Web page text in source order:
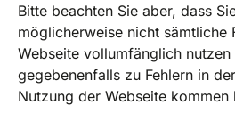
Bitte beachten Sie aber, dass
möglicherweise nicht sämtliche
Webseite vollumfänglich
gegebenenfalls zu Fehlern in
Nutzung der Webseite kommen